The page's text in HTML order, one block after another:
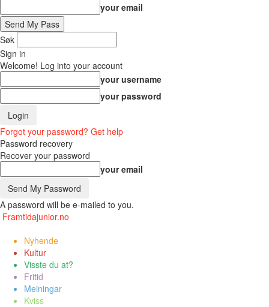
your email
Søk
Sign in
Welcome! Log into your account
your username
your password
Forgot your password? Get help
Password recovery
Recover your password
your email
A password will be e-mailed to you.
Framtidajunior.no
Nyhende
Kultur
Visste du at?
Fritid
Meiningar
Kviss